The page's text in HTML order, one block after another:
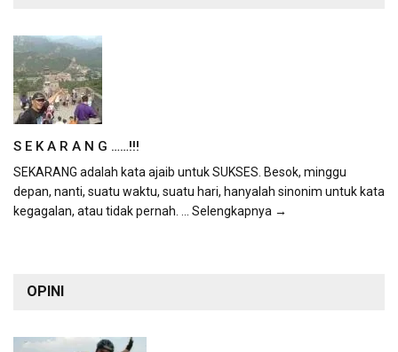
S E K A R A N G ……!!!
SEKARANG adalah kata ajaib untuk SUKSES. Besok, minggu
depan, nanti, suatu waktu, suatu hari, hanyalah sinonim untuk kata
kegagalan, atau tidak pernah. ... Selengkapnya →
OPINI